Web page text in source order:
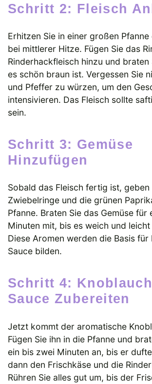
Schritt 2: Fleisch
Erhitzen Sie in einer großen Pfanne
bei mittlerer Hitze. Fügen Sie das
Rinderhackfleisch hinzu und braten
es schön braun ist. Vergessen Sie
und Pfeffer zu würzen, um den
intensivieren. Das Fleisch sollte
sein.
Schritt 3: Gemüse
Hinzufügen
Sobald das Fleisch fertig ist, geben
Zwiebelringe und die grünen
Pfanne. Braten Sie das Gemüse für
Minuten mit, bis es weich und
Diese Aromen werden die Basis
Sauce bilden.
Schritt 4: Knoblauch Und
Sauce Zubereiten
Jetzt kommt der aromatische
Fügen Sie ihn in die Pfanne und
ein bis zwei Minuten an, bis er
dann den Frischkäse und die
Rühren Sie alles gut um, bis der